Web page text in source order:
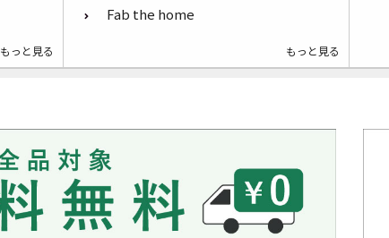
もっと見る
Fab the home
もっと見る